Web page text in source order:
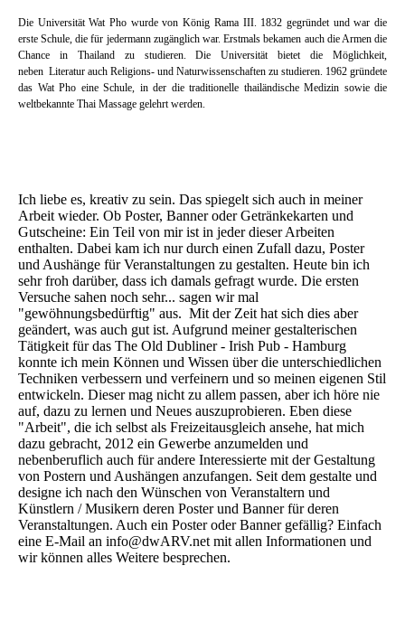
Die Universität Wat Pho wurde von König Rama III. 1832 gegründet und war die
erste Schule, die für jedermann zugänglich war. Erstmals bekamen auch die Armen die
Chance in Thailand zu studieren. Die Universität bietet die Möglichkeit,
neben Literatur auch Religions- und Naturwissenschaften zu studieren. 1962 gründete
das Wat Pho eine Schule, in der die traditionelle thailändische Medizin sowie die
weltbekannte Thai Massage gelehrt werden.
Ich liebe es, kreativ zu sein. Das spiegelt sich auch in meiner
Arbeit wieder. Ob Poster, Banner oder Getränkekarten und
Gutscheine: Ein Teil von mir ist in jeder dieser Arbeiten
enthalten. Dabei kam ich nur durch einen Zufall dazu, Poster
und Aushänge für Veranstaltungen zu gestalten. Heute bin ich
sehr froh darüber, dass ich damals gefragt wurde. Die ersten
Versuche sahen noch sehr... sagen wir mal
"gewöhnungsbedürftig" aus. Mit der Zeit hat sich dies aber
geändert, was auch gut ist. Aufgrund meiner gestalterischen
Tätigkeit für das The Old Dubliner - Irish Pub - Hamburg
konnte ich mein Können und Wissen über die unterschiedlichen
Techniken verbessern und verfeinern und so meinen eigenen Stil
entwickeln. Dieser mag nicht zu allem passen, aber ich höre nie
auf, dazu zu lernen und Neues auszuprobieren. Eben diese
"Arbeit", die ich selbst als Freizeitausgleich ansehe, hat mich
dazu gebracht, 2012 ein Gewerbe anzumelden und
nebenberuflich auch für andere Interessierte mit der Gestaltung
von Postern und Aushängen anzufangen. Seit dem gestalte und
designe ich nach den Wünschen von Veranstaltern und
Künstlern / Musikern deren Poster und Banner für deren
Veranstaltungen. Auch ein Poster oder Banner gefällig? Einfach
eine E-Mail an info@dwARV.net mit allen Informationen und
wir können alles Weitere besprechen.